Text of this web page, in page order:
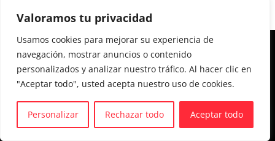
Valoramos tu privacidad
Usamos cookies para mejorar su experiencia de
navegación, mostrar anuncios o contenido
personalizados y analizar nuestro tráfico. Al hacer clic en
"Aceptar todo", usted acepta nuestro uso de cookies.
Personalizar Rechazar todo Aceptar todo
Aviso legal y Política de privacidad
Política de cookies